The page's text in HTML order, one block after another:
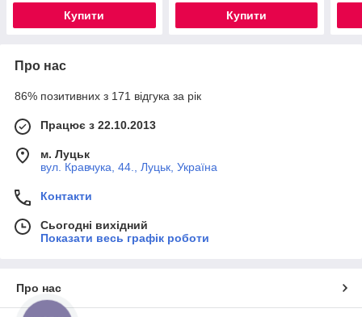
Купити Купити
Про нас
86% позитивних з 171 відгука за рік
Працює з 22.10.2013
м. Луцьк
вул. Кравчука, 44., Луцьк, Україна
Контакти
Сьогодні вихідний
Показати весь графік роботи
Про нас